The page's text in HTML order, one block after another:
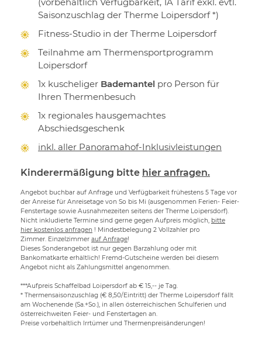
(vorbehaltlich Verfügbarkeit, 1A Tarif exkl. evtl.
Saisonzuschlag der Therme Loipersdorf *)
Fitness-Studio in der Therme Loipersdorf
Teilnahme am Thermensportprogramm
Loipersdorf
1x kuscheliger Bademantel pro Person für
Ihren Thermenbesuch
1x regionales hausgemachtes
Abschiedsgeschenk
inkl. aller Panoramahof-Inklusivleistungen
Kinderermäßigung bitte hier anfragen.
Angebot buchbar auf Anfrage und Verfügbarkeit frühestens 5 Tage vor
der Anreise für Anreisetage von So bis Mi (ausgenommen Ferien- Feier-
Fenstertage sowie Ausnahmezeiten seitens der Therme Loipersdorf).
Nicht inkludierte Termine sind gerne gegen Aufpreis möglich, bitte
hier kostenlos anfragen ! Mindestbelegung 2 Vollzahler pro
Zimmer. Einzelzimmer auf Anfrage!
Dieses Sonderangebot ist nur gegen Barzahlung oder mit
Bankomatkarte erhältlich! Fremd-Gutscheine werden bei diesem
Angebot nicht als Zahlungsmittel angenommen.
***Aufpreis Schaffelbad Loipersdorf ab € 15,-- je Tag.
* Thermensaisonzuschlag (€ 8,50/Eintritt) der Therme Loipersdorf fällt
am Wochenende (Sa.+So.), in allen österreichischen Schulferien und
österreichweiten Feier- und Fenstertagen an.
Preise vorbehaltlich Irrtümer und Thermenpreisänderungen!